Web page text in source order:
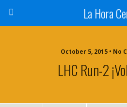
La Hora
October 5, 2015 • No
LHC Run-2